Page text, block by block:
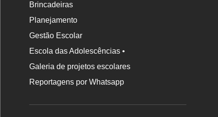
Brincadeiras
Planejamento
Gestão Escolar
Escola das Adolescências •
Galeria de projetos escolares
Reportagens por Whatsapp